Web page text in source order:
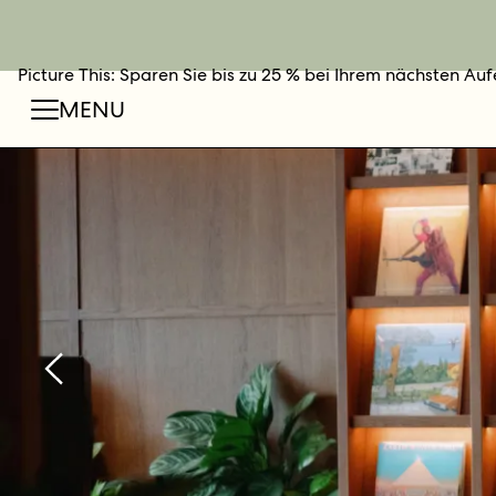
Picture This: Sparen Sie bis zu 25 % bei Ihrem nächsten
JETZT BUCHEN
MENU